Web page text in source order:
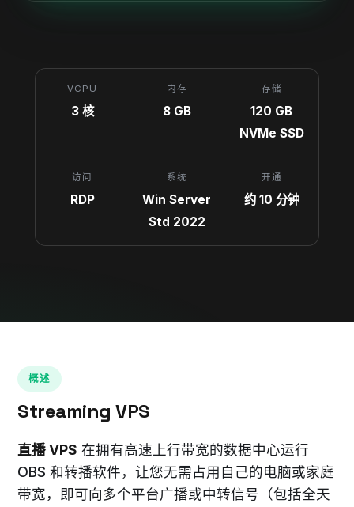
VCPU
3 核
内存
8 GB
存储
120 GB
NVMe SSD
访问
RDP
系统
Win Server
Std 2022
开通
约 10 分钟
概述
Streaming VPS
直播 VPS 在拥有高速上行带宽的数据中心运行
OBS 和转播软件，让您无需占用自己的电脑或家庭
带宽，即可向多个平台广播或中转信号（包括全天